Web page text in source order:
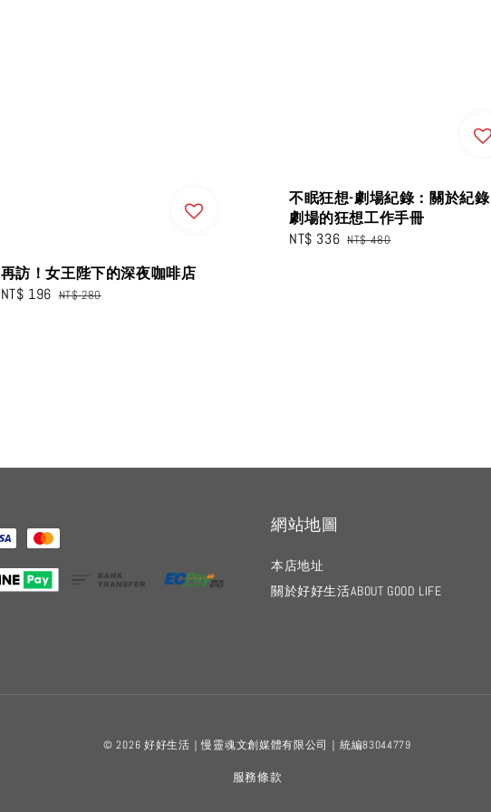
再訪！女王陛下的深夜咖啡店
Sale
NT$ 196 Regular
NT$ 280
不眠狂想-劇場紀錄：關於紀錄
劇場的狂想工作手冊
Sale
NT$ 336 Regular
NT$ 480
網站地圖
本店地址
關於好好生活ABOUT GOOD LIFE
© 2026 好好生活｜慢靈魂文創媒體有限公司｜統編83044779
服務條款